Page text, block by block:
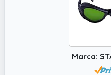
Marca: